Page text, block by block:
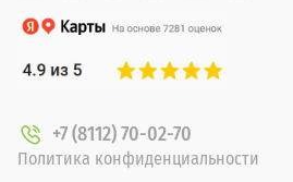
+7 (8112) 70-02-70
Политика конфиденциальности